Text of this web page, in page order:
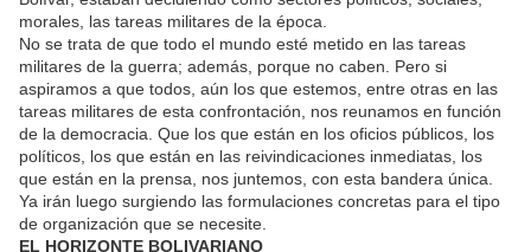
morales, las tareas militares de la época.
No se trata de que todo el mundo esté metido en las tareas
militares de la guerra; además, porque no caben. Pero si
aspiramos a que todos, aún los que estemos, entre otras en las
tareas militares de esta confrontación, nos reunamos en función
de la democracia. Que los que están en los oficios públicos, los
políticos, los que están en las reivindicaciones inmediatas, los
que están en la prensa, nos juntemos, con esta bandera única.
Ya irán luego surgiendo las formulaciones concretas para el tipo
de organización que se necesite.
EL HORIZONTE BOLIVARIANO